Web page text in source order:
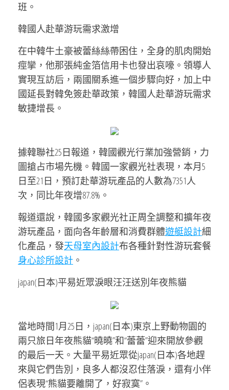
班。
韓國人赴華游玩需求激增
在中韓牛土豪被蕾絲絲帶困住，全身的肌肉開始
痙攣，他那張純金箔信用卡也發出哀嚎。領導人
實現互訪后，兩國關系進一個步驟向好，加上中
國延長對韓免簽赴華政策，韓國人赴華游玩需求
敏捷增長。
據韓聯社25日報道，韓國觀光行業加強營銷，力
圖搶占市場先機。韓國一家觀光社表現，本月5
日至21日，預訂赴華游玩產品的人數為7351人
次，同比年夜增87.8%。
報道還說，韓國多家觀光社正周全調整和擴年夜
游玩產品，面向各年齡層和消費群體遊艇設計細
化產品，發天母室內設計布各種針對性游玩套餐
身心診所設計 。
japan(日本)平易近眾淚眼汪汪送別年夜熊貓
當地時間1月25日，japan(日本)東京上野動物園的
兩只旅日年夜熊貓“曉曉”和“蕾蕾”迎來開放參觀
的最后一天。大量平易近眾從japan(日本)各地趕
來與它們告別，良多人都沒忍住落淚，還有小伴
侶表現“熊貓要離開了，好寂寞”。